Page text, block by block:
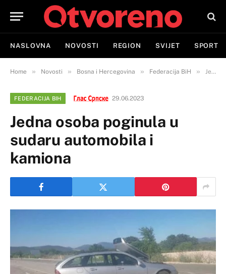
NASLOVNA NOVOSTI REGION SVIJET SPORT
Home » Novosti » Bosna i Hercegovina » Federacija BiH » Jedna osoba poginula u sudaru automobila i kamiona
FEDERACIJA BIH 29.06.2023
Jedna osoba poginula u
sudaru automobila i
kamiona